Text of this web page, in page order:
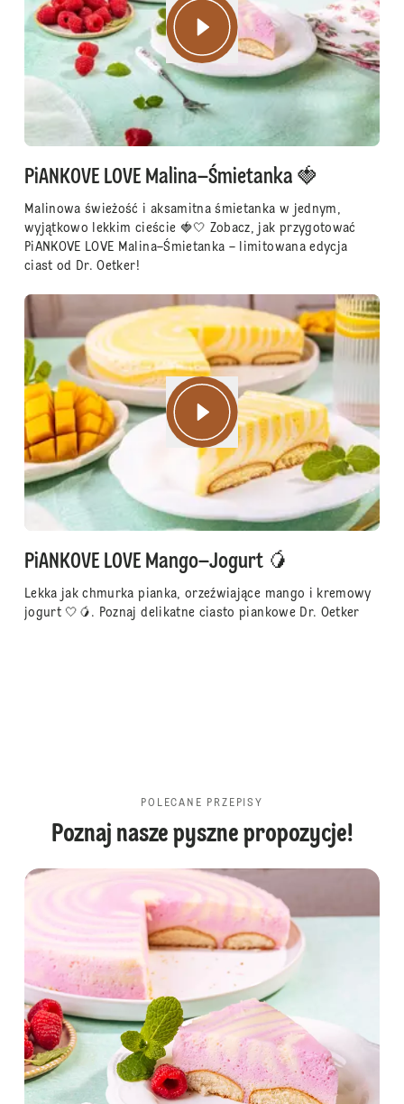
PiANKOVE LOVE Malina–Śmietanka 🍓
Malinowa świeżość i aksamitna śmietanka w jednym,
wyjątkowo lekkim cieście 🍓🤍 Zobacz, jak przygotować
PiANKOVE LOVE Malina–Śmietanka – limitowana edycja
ciast od Dr. Oetker!
PiANKOVE LOVE Mango–Jogurt 🥭
Lekka jak chmurka pianka, orzeźwiające mango i kremowy
jogurt 🤍🥭. Poznaj delikatne ciasto piankowe Dr. Oetker
POLECANE PRZEPISY
Poznaj nasze pyszne propozycje!